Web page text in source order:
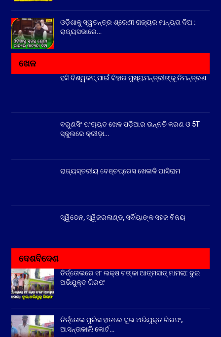
ଓଡ଼ିଶାକୁ ସ୍ୱତନ୍ତ୍ର ଶ୍ରେଣୀ ରାଜ୍ୟର ମାନ୍ୟତା ଦିଅ :
ରାଜ୍ୟସଭାରେ…
ଖେଳ
ହକି ବିଶ୍ୱକପ୍ ପାଇଁ ବିହାର ମୁଖ୍ୟମନ୍ତ୍ରୀଙ୍କୁ ନିମନ୍ତ୍ରଣ
ବରୁଣସିଂ ପଂଚାୟତ ଖେଳ ପଡ଼ିଆର ଉନ୍ନତି କରଣ ଓ 5T
ସ୍କୁଲରେ କ୍ରୀଡ଼ା…
ରାଜ୍ୟସ୍ତରୀୟ ବେଞ୍ଚପ୍ରେସ ଖେଳାଳି ଘାସିରାମ
ସ୍ୱିଡେନ, ସ୍ୱିଜରଲାଣ୍ଡ, ସର୍ବିୟାଙ୍କ ସହଜ ବିଜୟ
ଦେଶବିଦେଶ
ତିର୍ତ୍ତୋଲରେ ୧୮ ଲକ୍ଷ ଟଙ୍କା ଆତ୍ମସାତ୍ ମାମଲା: ଦୁଇ
ଅଭିଯୁକ୍ତ ଗିରଫ
ତିର୍ତ୍ତୋଲ ପୁଲିସ ହାତରେ ଦୁଇ ଅଭିଯୁକ୍ତ ଗିରଫ,
ଆସନ୍ତାକାଲି କୋର୍ଟ…